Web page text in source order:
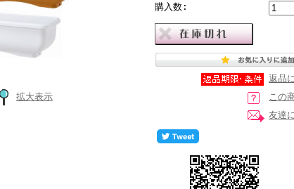
拡大表示
購入数:
返品
この
友達